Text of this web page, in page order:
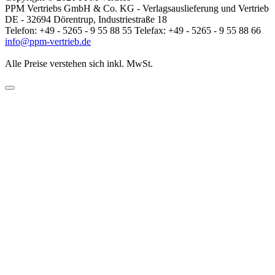
PPM Vertriebs GmbH & Co. KG - Verlagsauslieferung und Vertrieb
DE - 32694 Dörentrup, Industriestraße 18
Telefon: +49 - 5265 - 9 55 88 55 Telefax: +49 - 5265 - 9 55 88 66
info@ppm-vertrieb.de
Alle Preise verstehen sich inkl. MwSt.